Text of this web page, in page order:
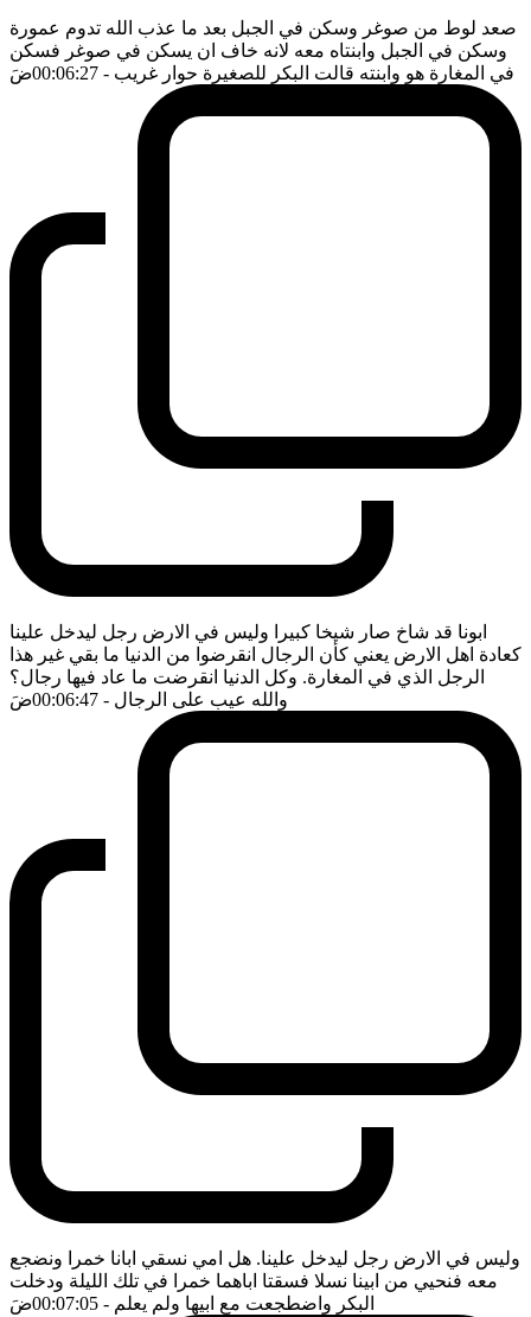
صعد لوط من صوغر وسكن في الجبل بعد ما عذب الله تدوم عمورة
وسكن في الجبل وابنتاه معه لانه خاف ان يسكن في صوغر فسكن
في المغارة هو وابنته قالت البكر للصغيرة حوار غريب - 00:06:27 ضَ
ابونا قد شاخ صار شيخا كبيرا وليس في الارض رجل ليدخل علينا
كعادة اهل الارض يعني كأن الرجال انقرضوا من الدنيا ما بقي غير هذا
الرجل الذي في المغارة. وكل الدنيا انقرضت ما عاد فيها رجال؟
والله عيب على الرجال - 00:06:47 ضَ
وليس في الارض رجل ليدخل علينا. هل امي نسقي ابانا خمرا ونضجع
معه فنحيي من ابينا نسلا فسقتا اباهما خمرا في تلك الليلة ودخلت
البكر واضطجعت مع ابيها ولم يعلم - 00:07:05 ضَ